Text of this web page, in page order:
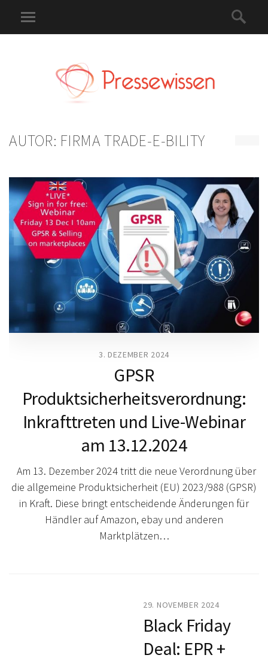
AUTOR: FIRMA TRADE-E-BILITY
3. DEZEMBER 2024
GPSR
Produktsicherheitsverordnung:
Inkrafttreten und Live-Webinar
am 13.12.2024
Am 13. Dezember 2024 tritt die neue Verordnung über
die allgemeine Produktsicherheit (EU) 2023/988 (GPSR)
in Kraft. Diese bringt entscheidende Änderungen für
Händler auf Amazon, ebay und anderen
Marktplätzen…
29. NOVEMBER 2024
Black Friday
Deal: EPR +